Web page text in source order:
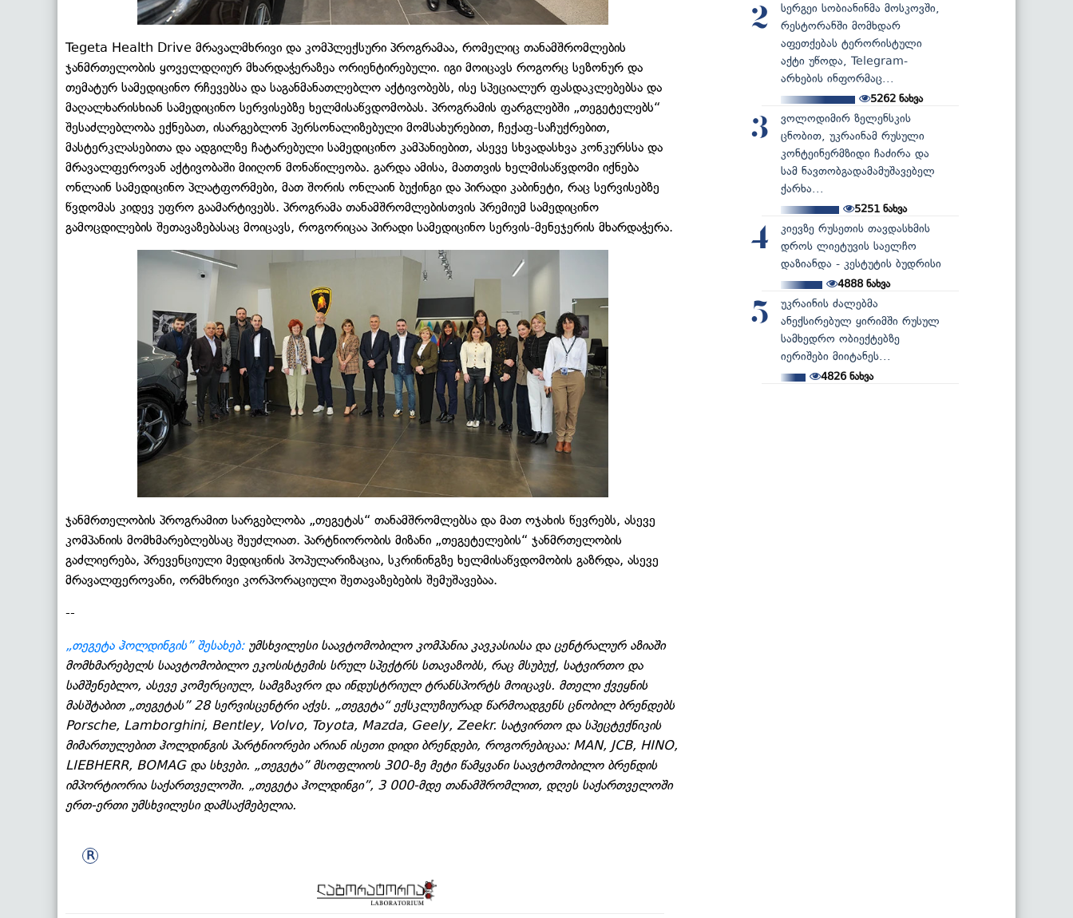
Tegeta Health Drive მრავალმხრივი და კომპლექსური პროგრამაა, რომელიც თანამშრომლების
ჯანმრთელობის ყოველდღიურ მხარდაჭერაზეა ორიენტირებული. იგი მოიცავს როგორც სეზონურ და
თემატურ სამედიცინო რჩევებსა და საგანმანათლებლო აქტივობებს, ისე სპეციალურ ფასდაკლებებსა და
მაღალხარისხიან სამედიცინო სერვისებზე ხელმისაწვდომობას. პროგრამის ფარგლებში „თეგეტელებს“
შესაძლებლობა ექნებათ, ისარგებლონ პერსონალიზებული მომსახურებით, ჩექაფ-საჩუქრებით,
მასტერკლასებითა და ადგილზე ჩატარებული სამედიცინო კამპანიებით, ასევე სხვადასხვა კონკურსსა და
მრავალფეროვან აქტივობაში მიიღონ მონაწილეობა. გარდა ამისა, მათთვის ხელმისაწვდომი იქნება
ონლაინ სამედიცინო პლატფორმები, მათ შორის ონლაინ ბუქინგი და პირადი კაბინეტი, რაც სერვისებზე
წვდომას კიდევ უფრო გაამარტივებს. პროგრამა თანამშრომლებისთვის პრემიუმ სამედიცინო
გამოცდილების შეთავაზებასაც მოიცავს, როგორიცაა პირადი სამედიცინო სერვის-მენეჯერის მხარდაჭერა.
ჯანმრთელობის პროგრამით სარგებლობა „თეგეტას“ თანამშრომლებსა და მათ ოჯახის წევრებს, ასევე
კომპანიის მომხმარებლებსაც შეუძლიათ. პარტნიორობის მიზანი „თეგეტელების“ ჯანმრთელობის
გაძლიერება, პრევენციული მედიცინის პოპულარიზაცია, სკრინინგზე ხელმისაწვდომობის გაზრდა, ასევე
მრავალფეროვანი, ორმხრივი კორპორაციული შეთავაზებების შემუშავებაა.
--
„თეგეტა ჰოლდინგის” შესახებ: უმსხვილესი საავტომობილო კომპანია კავკასიასა და ცენტრალურ აზიაში
მომხმარებელს საავტომობილო ეკოსისტემის სრულ სპექტრს სთავაზობს, რაც მსუბუქ, სატვირთო და
სამშენებლო, ასევე კომერციულ, სამგზავრო და ინდუსტრიულ ტრანსპორტს მოიცავს. მთელი ქვეყნის
მასშტაბით „თეგეტას” 28 სერვისცენტრი აქვს. „თეგეტა“ ექსკლუზიურად წარმოადგენს ცნობილ ბრენდებს
Porsche, Lamborghini, Bentley, Volvo, Toyota, Mazda, Geely, Zeekr. სატვირთო და სპეცტექნიკის
მიმართულებით ჰოლდინგის პარტნიორები არიან ისეთი დიდი ბრენდები, როგორებიცაა: MAN, JCB, HINO,
LIEBHERR, BOMAG და სხვები. „თეგეტა” მსოფლიოს 300-ზე მეტი წამყვანი საავტომობილო ბრენდის
იმპორტიორია საქართველოში. „თეგეტა ჰოლდინგი”, 3 000-მდე თანამშრომლით, დღეს საქართველოში
ერთ-ერთი უმსხვილესი დამსაქმებელია.
2
სერგეი სობიანინმა მოსკოვში,
რესტორანში მომხდარ
აფეთქებას ტერორისტული
აქტი უწოდა, Telegram-
არხების ინფორმაც...
5262 ნახვა
3
ვოლოდიმირ ზელენსკის
ცნობით, უკრაინამ რუსული
კონტეინერმზიდი ჩაძირა და
სამ ნავთობგადამამუშავებელ
ქარხა...
5251ნახვა
4
კიევზე რუსეთის თავდასხმის
დროს ლიეტუვის საელჩო
დაზიანდა - კესტუტის ბუდრისი
4888ნახვა
5
უკრაინის ძალებმა
ანექსირებულ ყირიმში რუსულ
სამხედრო ობიექტებზე
იერიშები მიიტანეს...
4826ნახვა